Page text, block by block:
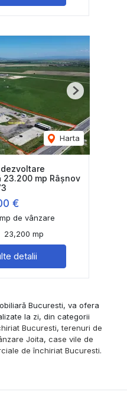
Harta
Next
mp Râșnov
€
de vânzare
23,200 mp
detalii
Bucuresti, va ofera
la zi, din categorii
Bucuresti,terenuri de
Joita, case vile de
de închiriat Bucuresti.